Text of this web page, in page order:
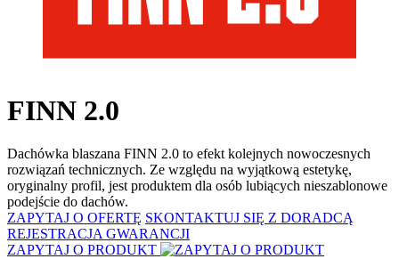
FINN 2.0
Dachówka blaszana FINN 2.0 to efekt kolejnych nowoczesnych
rozwiązań technicznych. Ze względu na wyjątkową estetykę,
oryginalny profil, jest produktem dla osób lubiących nieszablonowe
podejście do dachów.
ZAPYTAJ O OFERTĘ SKONTAKTUJ SIĘ Z DORADCĄ
REJESTRACJA GWARANCJI
ZAPYTAJ O PRODUKT